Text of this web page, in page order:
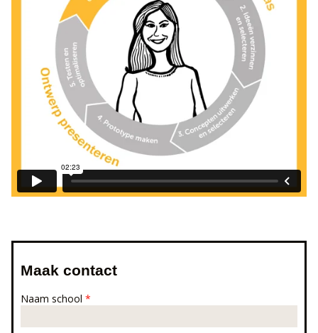
Maak contact
Naam school *